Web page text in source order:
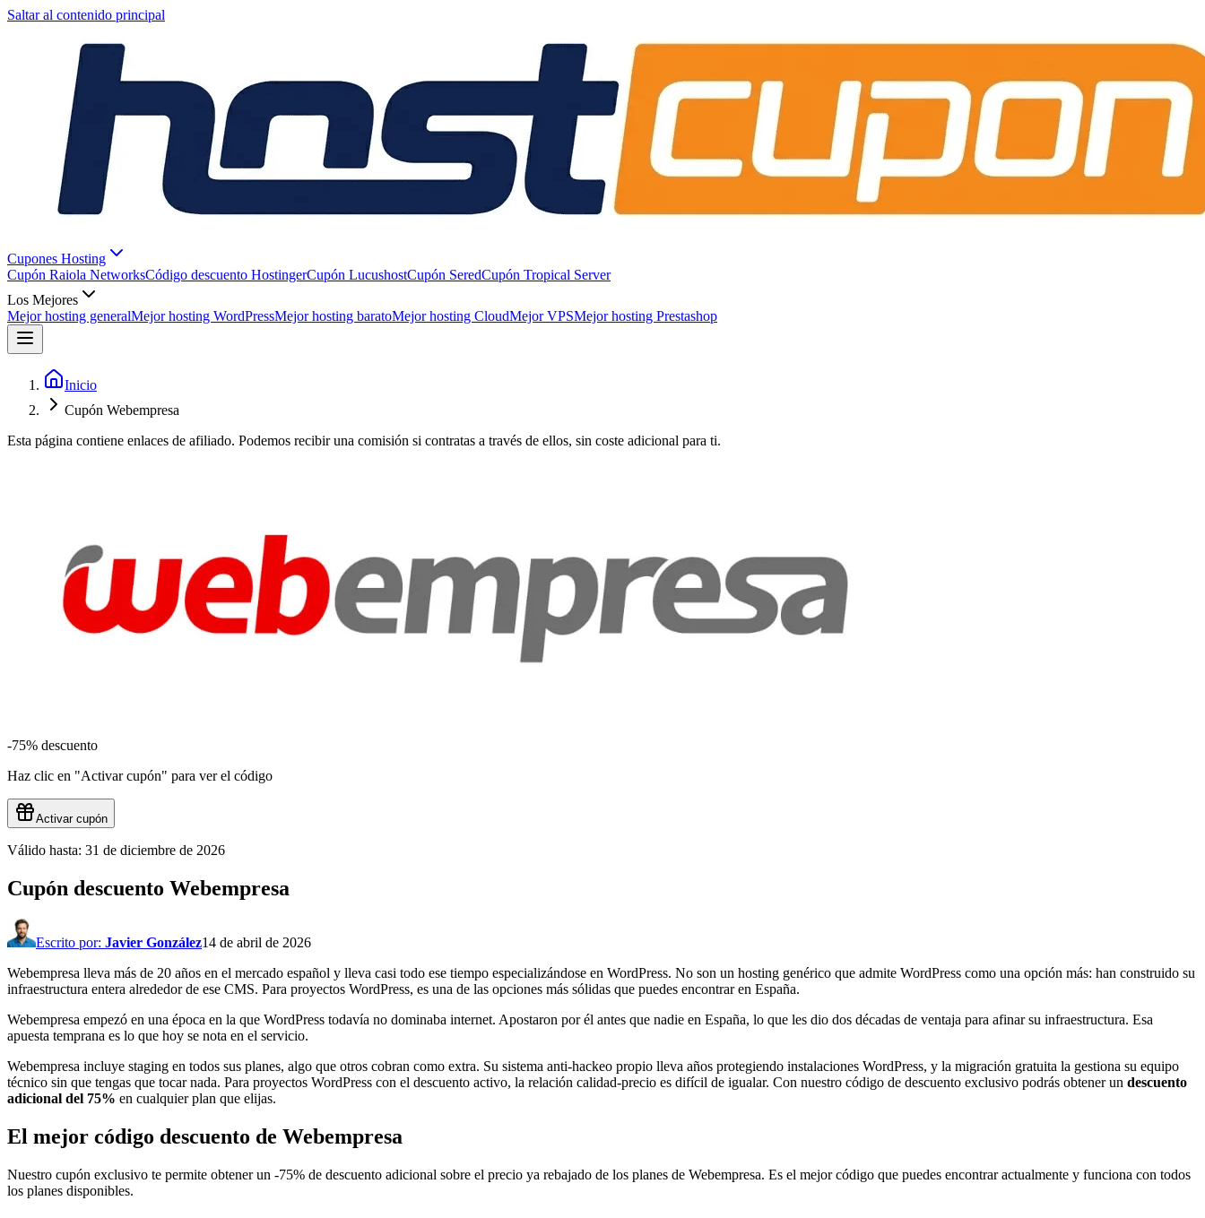
Saltar al contenido principal
Cupones Hosting
Cupón Raiola NetworksCódigo descuento HostingerCupón LucushostCupón SeredCupón Tropical Server
Los Mejores
Mejor hosting generalMejor hosting WordPressMejor hosting baratoMejor hosting CloudMejor VPSMejor hosting Prestashop
Inicio
Cupón Webempresa
Esta página contiene enlaces de afiliado. Podemos recibir una comisión si contratas a través de ellos, sin coste adicional para ti.
-75% descuento
Haz clic en "Activar cupón" para ver el código
Activar cupón
Válido hasta: 31 de diciembre de 2026
Cupón descuento Webempresa
Escrito por: Javier González14 de abril de 2026
Webempresa lleva más de 20 años en el mercado español y lleva casi todo ese tiempo especializándose en WordPress. No son un hosting genérico que admite WordPress como una opción más: han construido su
infraestructura entera alrededor de ese CMS. Para proyectos WordPress, es una de las opciones más sólidas que puedes encontrar en España.
Webempresa empezó en una época en la que WordPress todavía no dominaba internet. Apostaron por él antes que nadie en España, lo que les dio dos décadas de ventaja para afinar su infraestructura. Esa
apuesta temprana es lo que hoy se nota en el servicio.
Webempresa incluye staging en todos sus planes, algo que otros cobran como extra. Su sistema anti-hackeo propio lleva años protegiendo instalaciones WordPress, y la migración gratuita la gestiona su equipo
técnico sin que tengas que tocar nada. Para proyectos WordPress con el descuento activo, la relación calidad-precio es difícil de igualar. Con nuestro código de descuento exclusivo podrás obtener un descuento
adicional del 75% en cualquier plan que elijas.
El mejor código descuento de Webempresa
Nuestro cupón exclusivo te permite obtener un -75% de descuento adicional sobre el precio ya rebajado de los planes de Webempresa. Es el mejor código que puedes encontrar actualmente y funciona con todos
los planes disponibles.